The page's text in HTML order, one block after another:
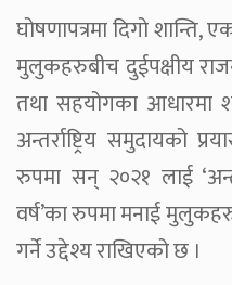
घोषणापत्रमा दिगो
मुलुकहरुबीच दुईपक्षीय
तथा सहयोगका आधारमा
अन्तर्राष्ट्रिय समुदायको
रुपमा सन् २०२१ लाई
वर्ष’का रुपमा मनाई
गर्ने उद्देश्य राखिएको छ ।